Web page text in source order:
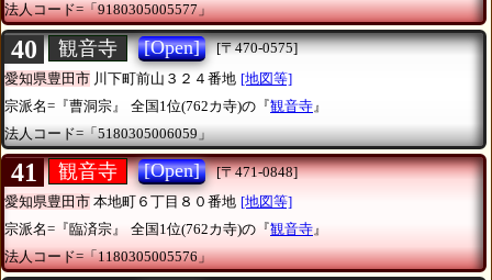
法人コード=「9180305005577」
40 観音寺 [Open]
[〒470-0575]
愛知県豊田市 川下町前山３２４番地 [地図等]
宗派名=『曹洞宗』
全国1位(762カ寺)の『観音寺 』
法人コード=「5180305006059」
41 観音寺 [Open]
[〒471-0848]
愛知県豊田市 本地町６丁目８０番地 [地図等]
宗派名=『臨済宗』
全国1位(762カ寺)の『観音寺 』
法人コード=「1180305005576」